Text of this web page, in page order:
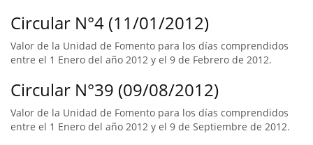
Circular N°4 (11/01/2012)
Valor de la Unidad de Fomento para los días comprendidos
entre el 1 Enero del año 2012 y el 9 de Febrero de 2012.
Circular N°39 (09/08/2012)
Valor de la Unidad de Fomento para los días comprendidos
entre el 1 Enero del año 2012 y el 9 de Septiembre de 2012.